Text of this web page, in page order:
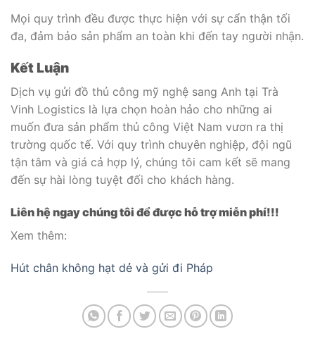
Mọi quy trình đều được thực hiện với sự cẩn thận tối
đa, đảm bảo sản phẩm an toàn khi đến tay người nhận.
Kết Luận
Dịch vụ gửi đồ thủ công mỹ nghệ sang Anh tại Trà
Vinh Logistics là lựa chọn hoàn hảo cho những ai
muốn đưa sản phẩm thủ công Việt Nam vươn ra thị
trường quốc tế. Với quy trình chuyên nghiệp, đội ngũ
tận tâm và giá cả hợp lý, chúng tôi cam kết sẽ mang
đến sự hài lòng tuyệt đối cho khách hàng.
Liên hệ ngay chúng tôi để được hỗ trợ miễn phí!!!
Xem thêm:
Hút chân không hạt dẻ và gửi đi Pháp